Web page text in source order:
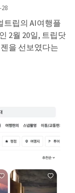
28
트립의 AI여행플
2월 20일, 트립닷
을 선보였다는